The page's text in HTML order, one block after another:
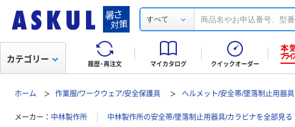
すべて
履歴・再注文 マイカタログ クイックオーダー
カテゴリー
ホーム 作業服/ワークウェア/安全保護具 ヘルメット/安全帯/墜落制止用器具
メーカー 中林製作所 中林製作所の安全帯/墜落制止用器具/カラビナを全部見る